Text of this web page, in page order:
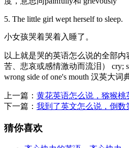
5. The little girl wept herself to sleep.
小女孩哭着哭着入睡了。
以上就是哭的英语怎么说的全部内
苦、悲哀或感情激动而流泪） cry;
wrong side of one's mouth 汉英大词
上一篇： 黄花英语怎么说，猕猴桃
下一篇： 我到了英文怎么说，倒数
猜你喜欢